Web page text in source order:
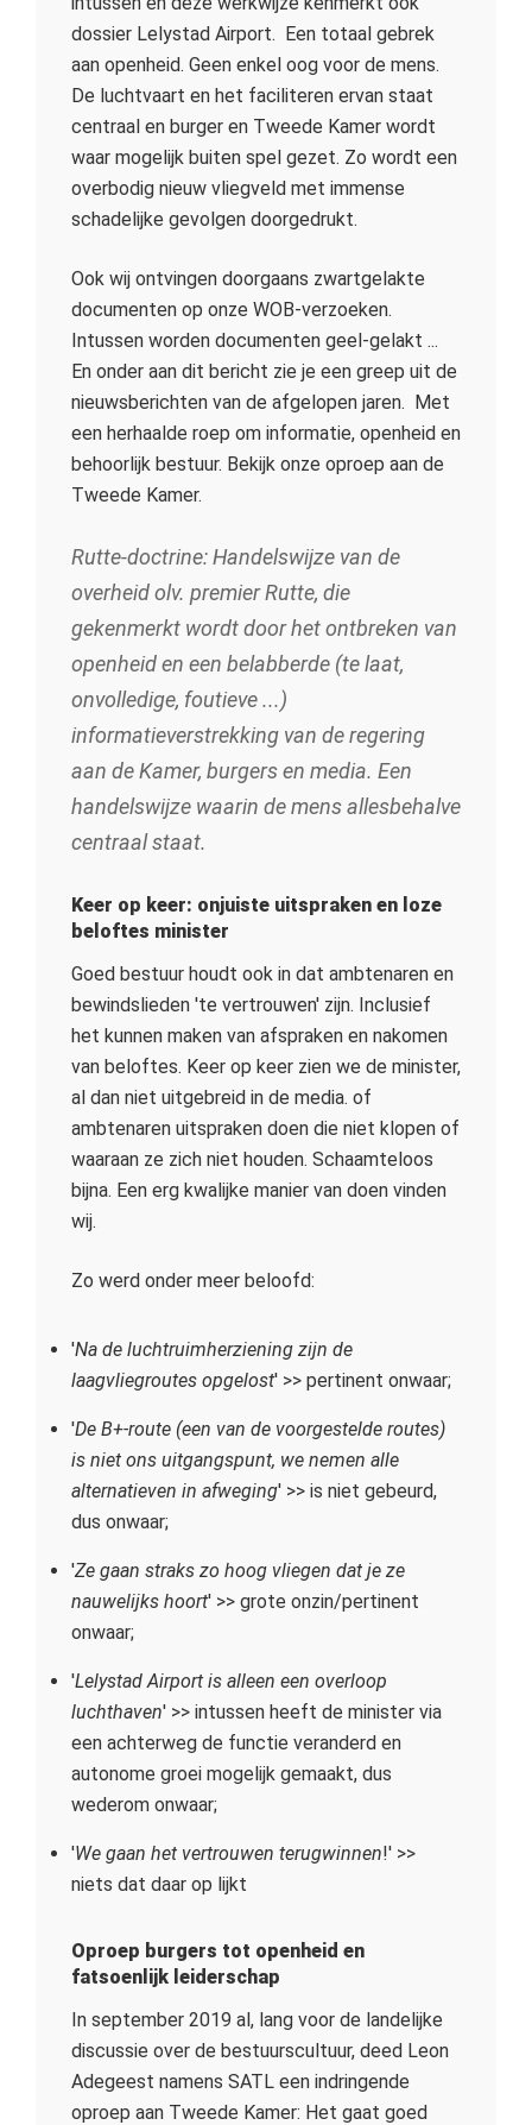
dossier Lelystad Airport. Een totaal gebrek
aan openheid. Geen enkel oog voor de mens.
De luchtvaart en het faciliteren ervan staat
centraal en burger en Tweede Kamer wordt
waar mogelijk buiten spel gezet. Zo wordt een
overbodig nieuw vliegveld met immense
schadelijke gevolgen doorgedrukt.
Ook wij ontvingen doorgaans zwartgelakte
documenten op onze WOB-verzoeken.
Intussen worden documenten geel-gelakt ...
En onder aan dit bericht zie je een greep uit de
nieuwsberichten van de afgelopen jaren. Met
een herhaalde roep om informatie, openheid en
behoorlijk bestuur. Bekijk onze oproep aan de
Tweede Kamer.
Rutte-doctrine: Handelswijze van de
overheid olv. premier Rutte, die
gekenmerkt wordt door het ontbreken van
openheid en een belabberde (te laat,
onvolledige, foutieve ...)
informatieverstrekking van de regering
aan de Kamer, burgers en media. Een
handelswijze waarin de mens allesbehalve
centraal staat.
Keer op keer: onjuiste uitspraken en loze
beloftes minister
Goed bestuur houdt ook in dat ambtenaren en
bewindslieden 'te vertrouwen' zijn. Inclusief
het kunnen maken van afspraken en nakomen
van beloftes. Keer op keer zien we de minister,
al dan niet uitgebreid in de media. of
ambtenaren uitspraken doen die niet klopen of
waaraan ze zich niet houden. Schaamteloos
bijna. Een erg kwalijke manier van doen vinden
wij.
Zo werd onder meer beloofd:
'Na de luchtruimherziening zijn de
laagvliegroutes opgelost' >> pertinent onwaar;
'De B+-route (een van de voorgestelde routes)
is niet ons uitgangspunt, we nemen alle
alternatieven in afweging' >> is niet gebeurd,
dus onwaar;
'Ze gaan straks zo hoog vliegen dat je ze
nauwelijks hoort' >> grote onzin/pertinent
onwaar;
'Lelystad Airport is alleen een overloop
luchthaven' >> intussen heeft de minister via
een achterweg de functie veranderd en
autonome groei mogelijk gemaakt, dus
wederom onwaar;
'We gaan het vertrouwen terugwinnen!' >>
niets dat daar op lijkt
Oproep burgers tot openheid en
fatsoenlijk leiderschap
In september 2019 al, lang voor de landelijke
discussie over de bestuurscultuur, deed Leon
Adegeest namens SATL een indringende
oproep aan Tweede Kamer: Het gaat goed